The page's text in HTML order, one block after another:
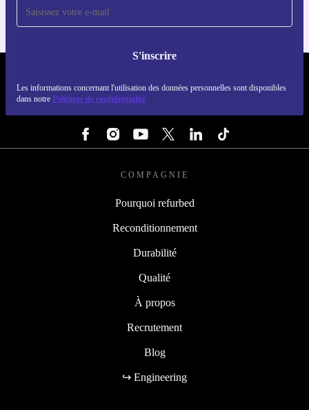
S'inscrire
Les informations concernant l'utilisation des données personnelles sont disponibles
dans notre Politique de confidentialité
COMPAGNIE
Pourquoi refurbed
Reconditionnement
Durabilité
Qualité
À propos
Recrutement
Blog
↪ Engineering